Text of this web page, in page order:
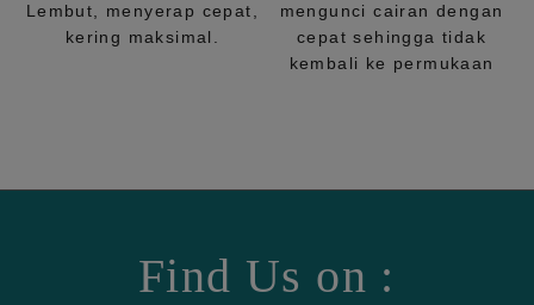
Lembut, menyerap cepat,
kering maksimal.
mengunci cairan dengan
cepat sehingga tidak
kembali ke permukaan
Find Us on :